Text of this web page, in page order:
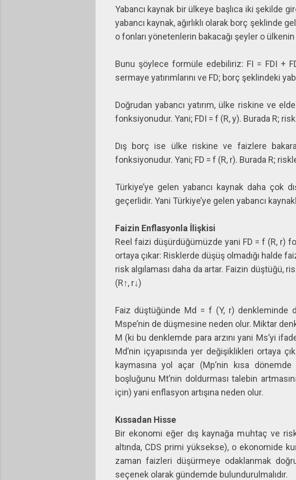
Yabancı kaynak bir ülkeye başlıca iki şekilde
yabancı kaynak, ağırlıklı olarak borç şeklinde
o fonları yönetenlerin bakacağı şeyler o
Bunu şöylece formüle edebiliriz: FI = FDI +
sermaye yatırımlarını ve FD; borç şeklindeki
Doğrudan yabancı yatırım, ülke riskine ve
fonksiyonudur. Yani; FDI = f (R, y). Burada R;
Dış borç ise ülke riskine ve faizlere
fonksiyonudur. Yani; FD = f (R, r). Burada R;
Türkiye’ye gelen yabancı kaynak daha çok
geçerlidir. Yani Türkiye’ye gelen yabancı
Faizin Enflasyonla İlişkisi
Reel faizi düşürdüğümüzde yani FD = f (R, r)
ortaya çıkar: Risklerde düşüş olmadığı
risk algılaması daha da artar. Faizin düştüğü,
(R↑, r↓)
Faiz düştüğünde Md = f (Y, r)
Mspe’nin de düşmesine neden olur. Miktar
M (ki bu denklemde para arzını yani Ms’yi
Md’nin içyapısında yer değişiklikleri ortaya
kaymasına yol açar (Mp’nin kısa
boşluğunu Mt’nin doldurması talebin
için) yani enflasyon artışına neden olur.
Kıssadan Hisse
Bir ekonomi eğer dış kaynağa muhtaç ve
altında, CDS primi yüksekse), o ekonomide
zaman faizleri düşürmeye odaklanmak
seçenek olarak gündemde bulundurulmalıdır.